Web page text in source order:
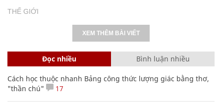
THẾ GIỚI
XEM THÊM BÀI VIẾT
Đọc nhiều Bình luận nhiều
Cách học thuộc nhanh Bảng công thức lượng giác bằng thơ,
"thần chú"
17